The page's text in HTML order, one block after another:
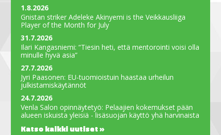
1.8.2026
Gnistan striker Adeleke Akinyemi is the Veikkausliiga
Player of the Month for July
31.7.2026
Ilari Kangasniemi: “Tiesin heti, että mentorointi voisi olla
minulle hyvä asia”
27.7.2026
Jyri Paasonen: EU-tuomioistuin haastaa urheilun
julkistamiskäytännöt
24.7.2026
Venla Salon opinnäytetyö: Pelaajien kokemukset pään
alueen iskuista yleisiä - lisäsuojan käyttö yhä harvinaista
Katso kaikki uutiset »